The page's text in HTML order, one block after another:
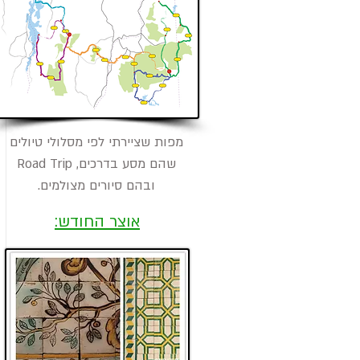
​מפות שציירתי לפי מסלולי טיולים
שהם מסע בדרכים, Road Trip
ובהם סיורים מצולמים.
אוצר החודש: